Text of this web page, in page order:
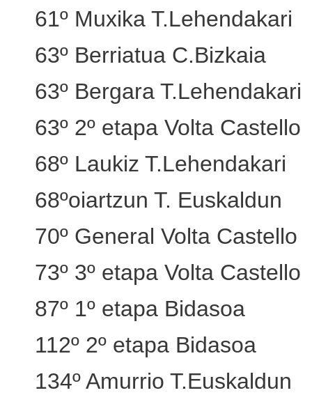
61º Muxika T.Lehendakari
63º Berriatua C.Bizkaia
63º Bergara T.Lehendakari
63º 2º etapa Volta Castello
68º Laukiz T.Lehendakari
68ºoiartzun T. Euskaldun
70º General Volta Castello
73º 3º etapa Volta Castello
87º 1º etapa Bidasoa
112º 2º etapa Bidasoa
134º Amurrio T.Euskaldun